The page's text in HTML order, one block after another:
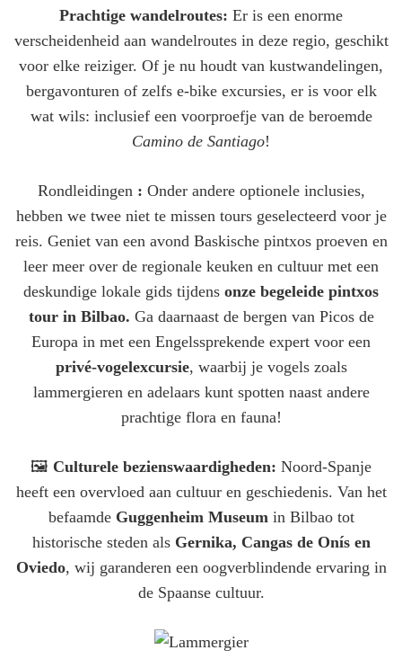
Prachtige wandelroutes: Er is een enorme
verscheidenheid aan wandelroutes in deze regio, geschikt
voor elke reiziger. Of je nu houdt van kustwandelingen,
bergavonturen of zelfs e-bike excursies, er is voor elk
wat wils: inclusief een voorproefje van de beroemde
Camino de Santiago!
Rondleidingen : Onder andere optionele inclusies,
hebben we twee niet te missen tours geselecteerd voor je
reis. Geniet van een avond Baskische pintxos proeven en
leer meer over de regionale keuken en cultuur met een
deskundige lokale gids tijdens onze begeleide pintxos
tour in Bilbao. Ga daarnaast de bergen van Picos de
Europa in met een Engelssprekende expert voor een
privé-vogelexcursie, waarbij je vogels zoals
lammergieren en adelaars kunt spotten naast andere
prachtige flora en fauna!
🖼️ Culturele bezienswaardigheden: Noord-Spanje
heeft een overvloed aan cultuur en geschiedenis. Van het
befaamde Guggenheim Museum in Bilbao tot
historische steden als Gernika, Cangas de Onís en
Oviedo, wij garanderen een oogverblindende ervaring in
de Spaanse cultuur.